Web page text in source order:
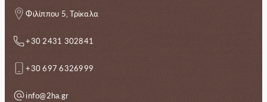
Φιλίππου 5, Τρίκαλα
+30 2431 302841
+30 697 6326999
info@2ha.gr